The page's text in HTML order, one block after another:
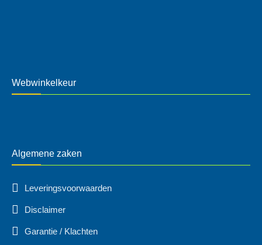
Webwinkelkeur
Algemene zaken
Leveringsvoorwaarden
Disclaimer
Garantie / Klachten